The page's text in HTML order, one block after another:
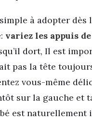
à adopter dès
variez les appuis
dort, Il est
pas la tête
vous-même
sur la gauche et
est naturellement